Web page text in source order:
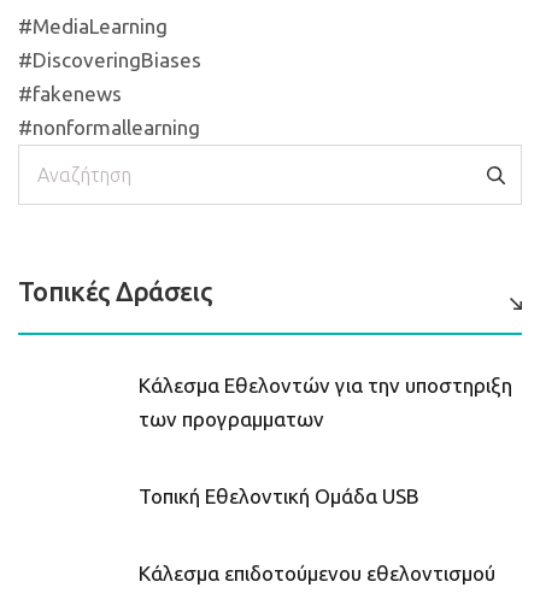
#MediaLearning
#DiscoveringBiases
#fakenews
#nonformallearning
Τοπικές Δράσεις
Κάλεσμα Εθελοντών για την υποστηριξη
των προγραμματων
Τοπική Εθελοντική Ομάδα USB
Κάλεσμα επιδοτούμενου εθελοντισμού